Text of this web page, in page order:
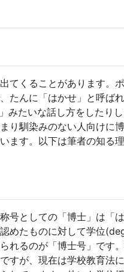
てくることがあります。
たんに「はかせ」と呼ば
たいな話し方をしたり
り馴染みのない人向けに
ます。以下は筆者の知る
号としての「博士」は「
めたものに対して学位
れるのが「博士号」です
すが、現在は学校教育法